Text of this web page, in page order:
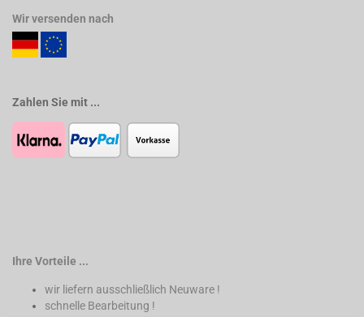
Wir versenden nach
Zahlen Sie mit ...
Ihre Vorteile ...
wir liefern ausschließlich Neuware !
schnelle Bearbeitung !